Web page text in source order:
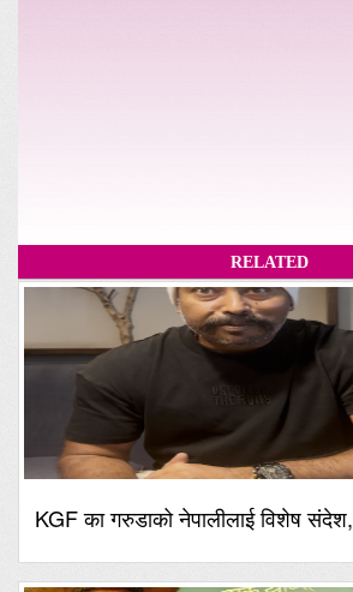
RELATED
KGF का गरुडाको नेपालीलाई विशेष संदेश,